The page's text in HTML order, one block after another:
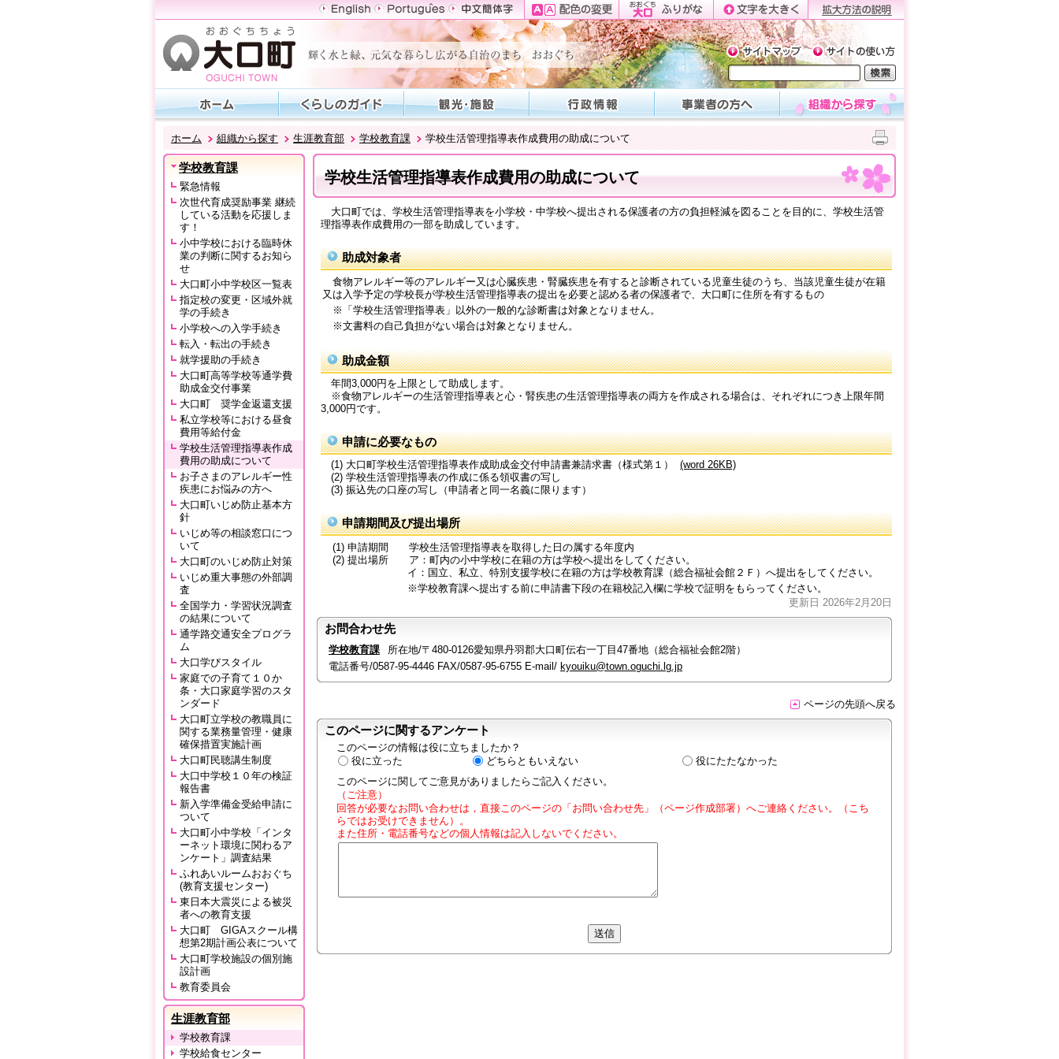
ホーム 組織から探す 生涯教育部 学校教育課 学校生活管理指導表作成費用の助成について
学校教育課
緊急情報
次世代育成奨励事業 継続
している活動を応援しま
す！
小中学校における臨時休
業の判断に関するお知ら
せ
大口町小中学校区一覧表
指定校の変更・区域外就
学の手続き
小学校への入学手続き
転入・転出の手続き
就学援助の手続き
大口町高等学校等通学費
助成金交付事業
大口町 奨学金返還支援
私立学校等における昼食
費用等給付金
学校生活管理指導表作成
費用の助成について
お子さまのアレルギー性
疾患にお悩みの方へ
大口町いじめ防止基本方
針
いじめ等の相談窓口につ
いて
大口町のいじめ防止対策
いじめ重大事態の外部調
査
全国学力・学習状況調査
の結果について
通学路交通安全プログラ
ム
大口学びスタイル
家庭での子育て１０か
条・大口家庭学習のスタ
ンダード
大口町立学校の教職員に
関する業務量管理・健康
確保措置実施計画
大口町民聴講生制度
大口中学校１０年の検証
報告書
新入学準備金受給申請に
ついて
大口町小中学校「インタ
ーネット環境に関わるア
ンケート」調査結果
ふれあいルームおおぐち
(教育支援センター)
東日本大震災による被災
者への教育支援
大口町 GIGAスクール構
想第2期計画公表について
大口町学校施設の個別施
設計画
教育委員会
生涯教育部
学校教育課
学校給食センター
学校生活管理指導表作成費用の助成について
大口町では、学校生活管理指導表を小学校・中学校へ提出される保護者の方の負担軽減を図ることを目的に、学校生活管
理指導表作成費用の一部を助成しています。
助成対象者
食物アレルギー等のアレルギー又は心臓疾患・腎臓疾患を有すると診断されている児童生徒のうち、当該児童生徒が在籍
又は入学予定の学校長が学校生活管理指導表の提出を必要と認める者の保護者で、大口町に住所を有するもの
※「学校生活管理指導表」以外の一般的な診断書は対象となりません。
※文書料の自己負担がない場合は対象となりません。
助成金額
年間3,000円を上限として助成します。
※食物アレルギーの生活管理指導表と心・腎疾患の生活管理指導表の両方を作成される場合は、それぞれにつき上限年間
3,000円です。
申請に必要なもの
(1) 大口町学校生活管理指導表作成助成金交付申請書兼請求書（様式第１） (word 26KB)
(2) 学校生活管理指導表の作成に係る領収書の写し
(3) 振込先の口座の写し（申請者と同一名義に限ります）
申請期間及び提出場所
(1) 申請期間 学校生活管理指導表を取得した日の属する年度内
(2) 提出場所 ア：町内の小中学校に在籍の方は学校へ提出をしてください。
イ：国立、私立、特別支援学校に在籍の方は学校教育課（総合福祉会館２Ｆ）へ提出をしてください。
※学校教育課へ提出する前に申請書下段の在籍校記入欄に学校で証明をもらってください。
更新日 2026年2月20日
お問合わせ先
学校教育課
所在地/〒480-0126愛知県丹羽郡大口町伝右一丁目47番地（総合福祉会館2階）
電話番号/0587-95-4446 FAX/0587-95-6755 E-mail/ kyouiku@town.oguchi.lg.jp
ページの先頭へ戻る
このページに関するアンケート
このページの情報は役に立ちましたか？
役に立った
どちらともいえない
役にたたなかった
このページに関してご意見がありましたらご記入ください。
（ご注意）
回答が必要なお問い合わせは，直接このページの「お問い合わせ先」（ページ作成部署）へご連絡ください。（こち
らではお受けできません）。
また住所・電話番号などの個人情報は記入しないでください。